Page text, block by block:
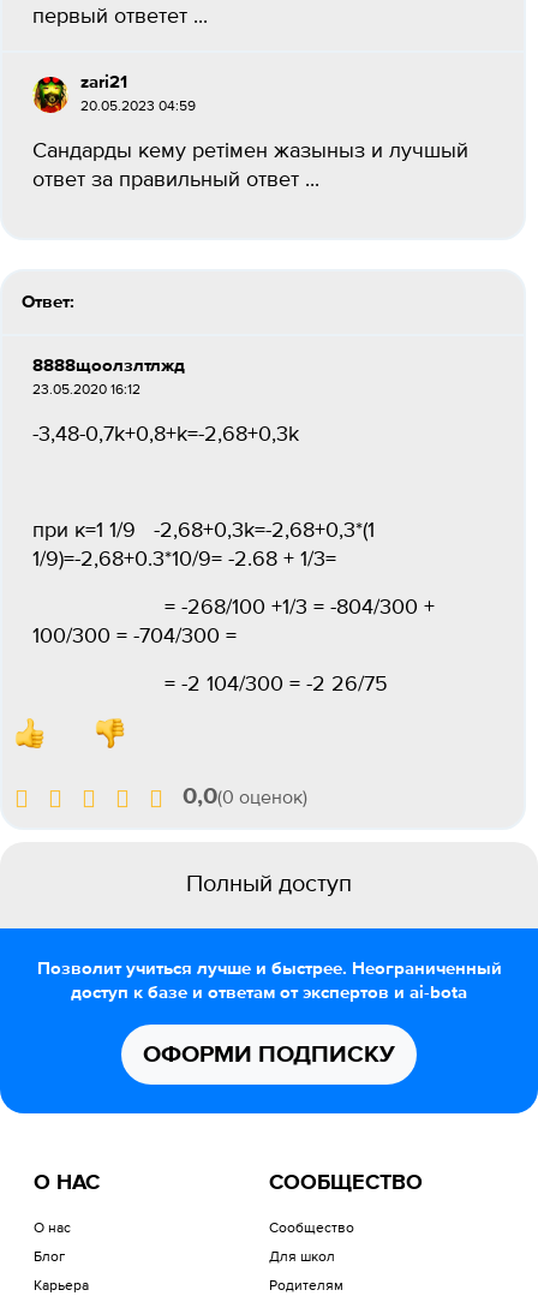
первый ответет ​...
zari21
20.05.2023 04:59
Сандарды кему ретімен жазыныз и лучшый
ответ за правильный ответ ​...
Ответ:
8888щоолзлтлжд
23.05.2020 16:12
-3,48-0,7k+0,8+k=-2,68+0,3k
при к=1 1/9 -2,68+0,3k=-2,68+0,3*(1
1/9)=-2,68+0.3*10/9= -2.68 + 1/3=
= -268/100 +1/3 = -804/300 +
100/300 = -704/300 =
= -2 104/300 = -2 26/75
0,0(0 оценок)
Полный доступ
Позволит учиться лучше и быстрее. Неограниченный
доступ к базе и ответам от экспертов и ai-bota
ОФОРМИ ПОДПИСКУ
О НАС
О нас
Блог
Карьера
СООБЩЕСТВО
Сообщество
Для школ
Родителям